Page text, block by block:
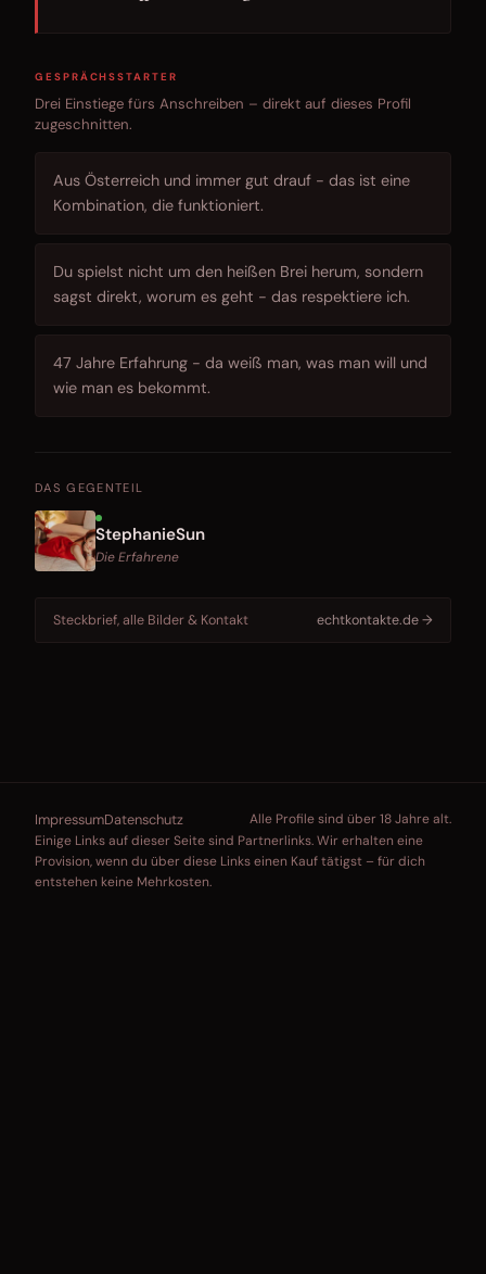
GESPRÄCHSSTARTER
Drei Einstiege fürs Anschreiben – direkt auf dieses Profil
zugeschnitten.
Aus Österreich und immer gut drauf - das ist eine
Kombination, die funktioniert.
Du spielst nicht um den heißen Brei herum, sondern
sagst direkt, worum es geht - das respektiere ich.
47 Jahre Erfahrung - da weiß man, was man will und
wie man es bekommt.
DAS GEGENTEIL
StephanieSun
Die Erfahrene
Steckbrief, alle Bilder & Kontakt echtkontakte.de →
ImpressumDatenschutz
Alle Profile sind über 18 Jahre alt.
Einige Links auf dieser Seite sind Partnerlinks. Wir erhalten eine
Provision, wenn du über diese Links einen Kauf tätigst – für dich
entstehen keine Mehrkosten.